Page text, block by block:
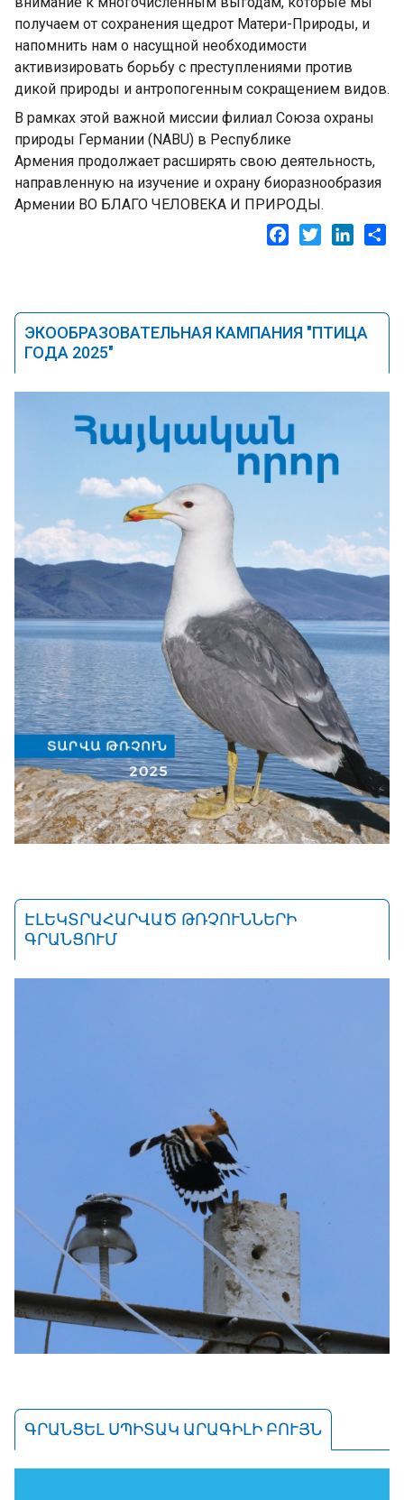
получаем от сохранения щедрот Матери-Природы, и
напомнить нам о насущной необходимости
активизировать борьбу с преступлениями против
дикой природы и антропогенным сокращением видов.
В рамках этой важной миссии филиал Союза охраны
природы Германии (NABU) в Республике
Армения продолжает расширять свою деятельность,
направленную на изучение и охрану биоразнообразия
Армении ВО БЛАГО ЧЕЛОВЕКА И ПРИРОДЫ.
Facebook
Twitter
ЭКООБРАЗОВАТЕЛЬНАЯ КАМПАНИЯ "ПТИЦА
ГОДА 2025"
ԷԼԵԿՏՐԱՀԱՐՎԱԾ ԹՌՉՈՒՆՆԵՐԻ
ԳՐԱՆՑՈՒՄ
ԳՐԱՆՑԵԼ ՍՊԻՏԱԿ ԱՐԱԳԻԼԻ ԲՈՒՅՆ